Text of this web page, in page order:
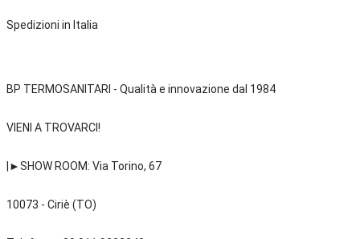
Spedizioni in Italia
BP TERMOSANITARI - Qualità e innovazione dal 1984
VIENI A TROVARCI!
|►SHOW ROOM: Via Torino, 67
10073 - Ciriè (TO)